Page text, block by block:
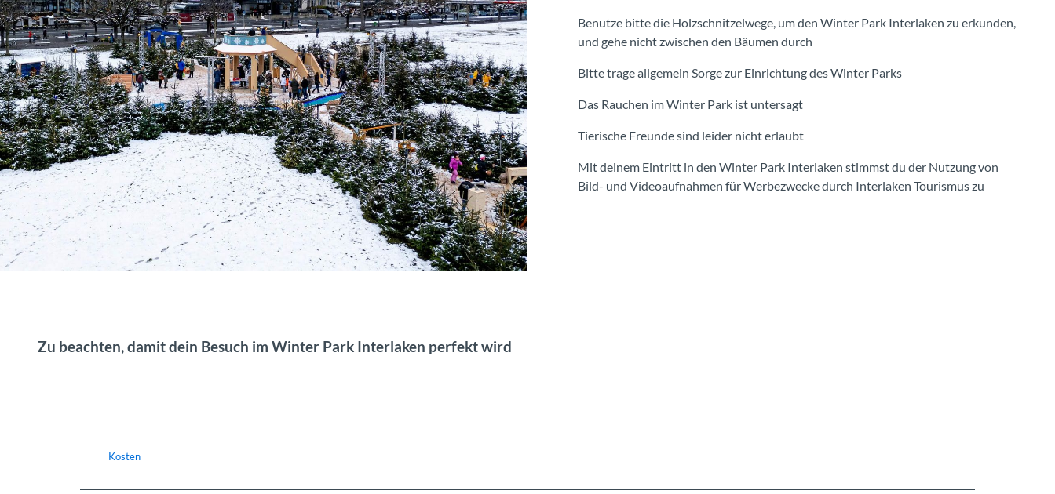
Benutze bitte die Holzschnitzelwege, um den Winter Park Interlaken zu erkunden,
und gehe nicht zwischen den Bäumen durch
Bitte trage allgemein Sorge zur Einrichtung des Winter Parks
Das Rauchen im Winter Park ist untersagt
Tierische Freunde sind leider nicht erlaubt
Mit deinem Eintritt in den Winter Park Interlaken stimmst du der Nutzung von
Bild- und Videoaufnahmen für Werbezwecke durch Interlaken Tourismus zu
Zu beachten, damit dein Besuch im Winter Park Interlaken perfekt wird
Kosten